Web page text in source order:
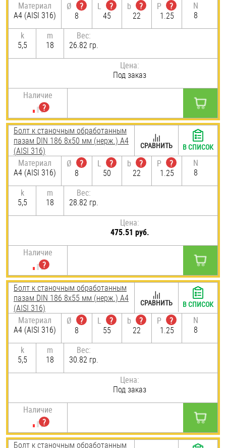
Материал
A4 (AISI 316)
Ø
?
8
L
?
45
b
?
22
P
?
1.25
N
8
k
5,5
m
18
Вес:
26.82 гр.
Цена:
Под заказ
Наличие
Болт к станочным обработанным
пазам DIN 186 8х50 мм (нерж.) A4
(AISI 316)
Материал
A4 (AISI 316)
Ø
?
8
L
?
50
b
?
22
P
?
1.25
N
8
k
5,5
m
18
Вес:
28.82 гр.
Цена:
475.51 руб.
Наличие
СРАВНИТЬ В СПИСОК
Болт к станочным обработанным
пазам DIN 186 8х55 мм (нерж.) A4
(AISI 316)
Материал
A4 (AISI 316)
Ø
?
8
L
?
55
b
?
22
P
?
1.25
N
8
k
5,5
m
18
Вес:
30.82 гр.
Цена:
Под заказ
Наличие
СРАВНИТЬ В СПИСОК
Болт к станочным обработанным